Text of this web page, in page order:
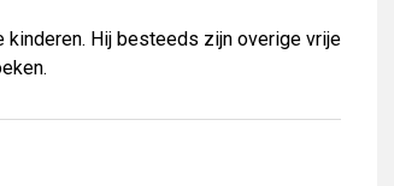
kinderen. Hij besteeds zijn overige vrije